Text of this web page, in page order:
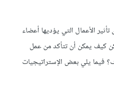
الأعمال التي يؤديها أعضاء
كيف يمكن أن تتأكد من عمل
فيما يلي بعض الإستراتيجيات